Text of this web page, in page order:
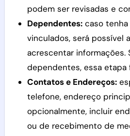
podem ser revisadas e
Dependentes:caso tenha
vinculados, será possível
acrescentar informações.
dependentes, essa etapa
Contatos e Endereços:
telefone, endereço
opcionalmente, incluir
ou de recebimento de